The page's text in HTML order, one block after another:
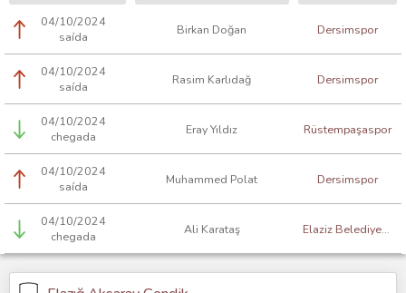
04/10/2024
saída
Birkan Doğan Dersimspor
04/10/2024
saída
Rasim Karlıdağ Dersimspor
04/10/2024
chegada
Eray Yıldız Rüstempaşaspor
04/10/2024
saída
Muhammed Polat Dersimspor
04/10/2024
chegada
Ali Karataş Elaziz Belediyespor